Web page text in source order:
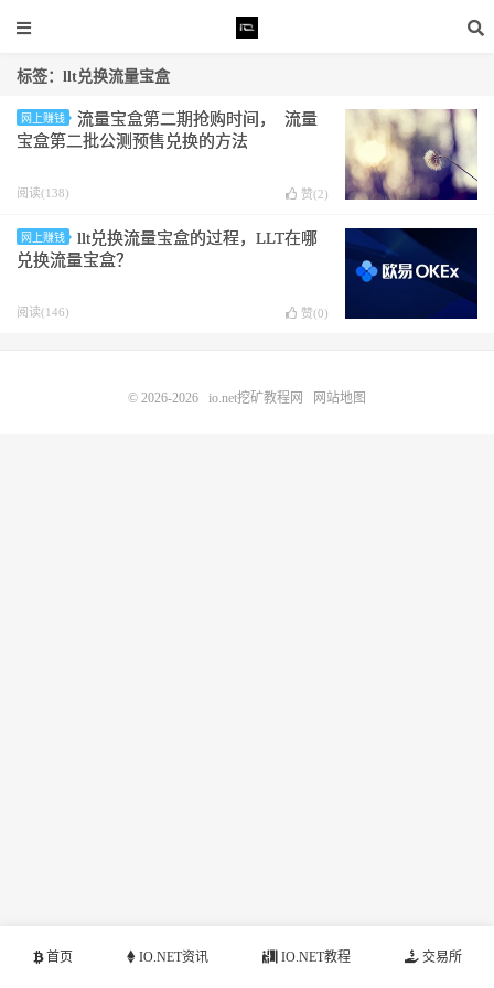
标签：llt兑换流量宝盒
网上赚钱
流量宝盒第二期抢购时间， 流量
宝盒第二批公测预售兑换的方法
阅读(138) 赞(2)
网上赚钱
llt兑换流量宝盒的过程，LLT在哪
兑换流量宝盒？
阅读(146) 赞(0)
首页 IO.NET资讯 IO.NET教程 交易所
© 2026-2026 io.net挖矿教程网 网站地图